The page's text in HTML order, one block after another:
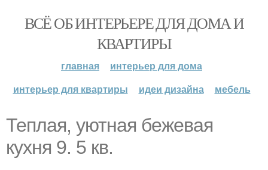
ВСЁ ОБ ИНТЕРЬЕРЕ ДЛЯ ДОМА И
КВАРТИРЫ
главная
интерьер для дома
интерьер для квартиры
идеи дизайна мебель
Теплая, уютная бежевая
кухня 9. 5 кв.